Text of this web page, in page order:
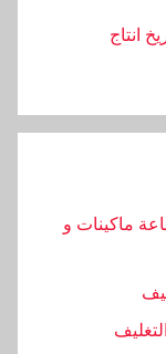
انتاج
ماكينات و